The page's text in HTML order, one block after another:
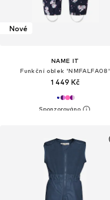
Nové
NAME IT
Funkční oblek 'NMFALFA08'
1 449 Kč